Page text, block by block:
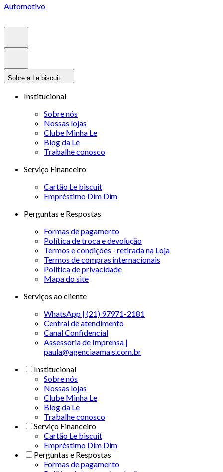
Automotivo
Sobre a Le biscuit
Institucional
Sobre nós
Nossas lojas
Clube Minha Le
Blog da Le
Trabalhe conosco
Serviço Financeiro
Cartão Le biscuit
Empréstimo Dim Dim
Perguntas e Respostas
Formas de pagamento
Política de troca e devolução
Termos e condições - retirada na Loja
Termos de compras internacionais
Politica de privacidade
Mapa do site
Serviços ao cliente
WhatsApp | (21) 97971-2181
Central de atendimento
Canal Confidencial
Assessoria de Imprensa |
paula@agenciaamais.com.br
Institucional
Sobre nós
Nossas lojas
Clube Minha Le
Blog da Le
Trabalhe conosco
Serviço Financeiro
Cartão Le biscuit
Empréstimo Dim Dim
Perguntas e Respostas
Formas de pagamento